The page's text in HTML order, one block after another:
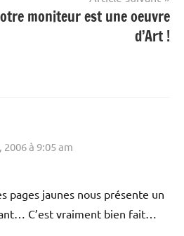
moniteur est une oeuvre
d’Art !
à 9:05 am
pages jaunes nous présente un
C’est vraiment bien fait…